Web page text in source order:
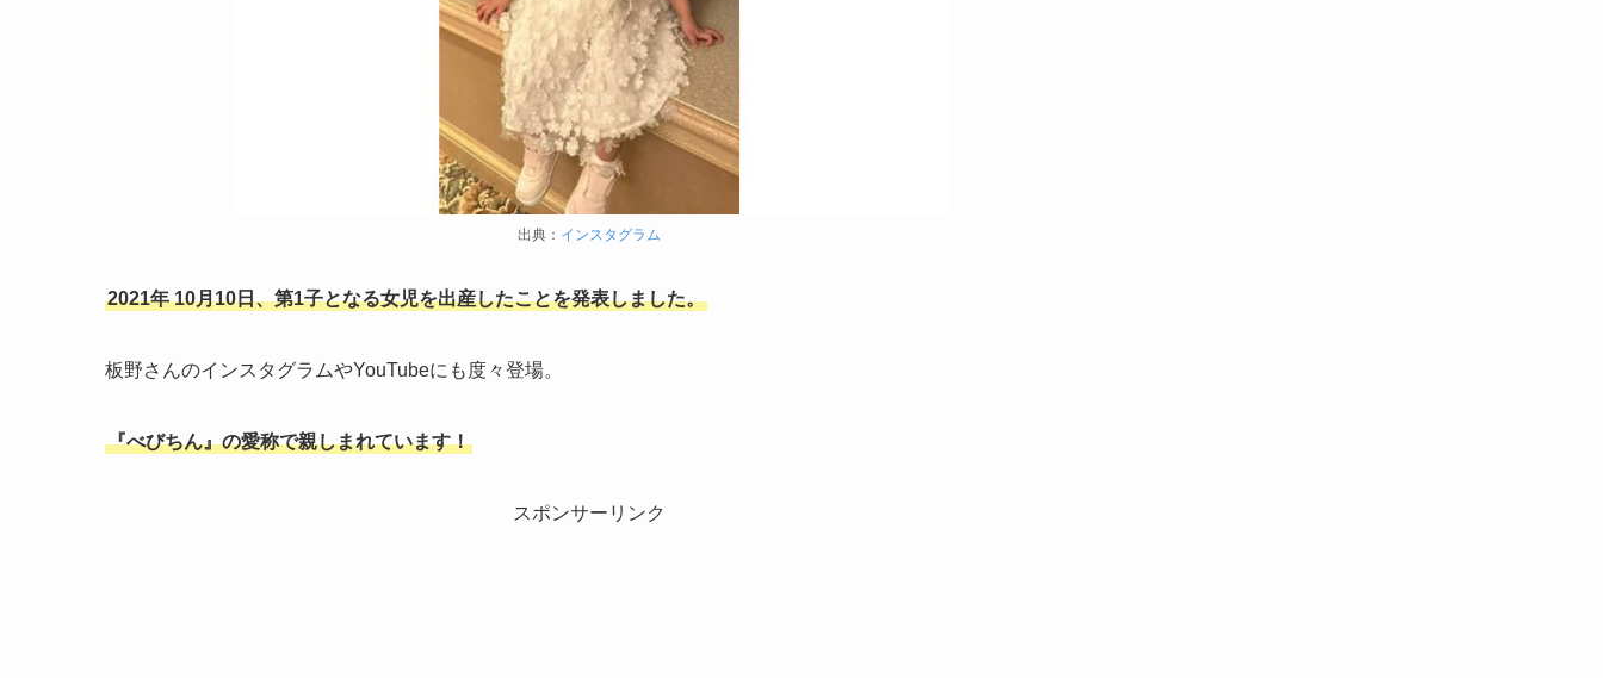
出典： インスタグラム
2021年 10月10日、第1子となる女児を出産したことを発表しました。
板野さんのインスタグラムやYouTubeにも度々登場。
『べびちん』の愛称で親しまれています！
スポンサーリンク